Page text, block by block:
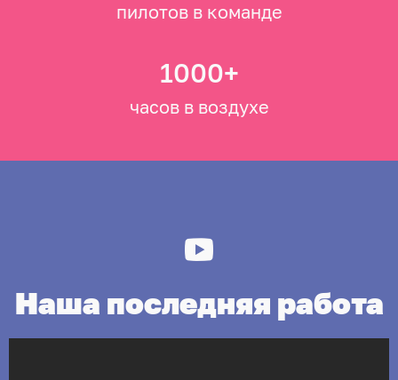
пилотов в команде
1000+
часов в воздухе
Наша последняя работа